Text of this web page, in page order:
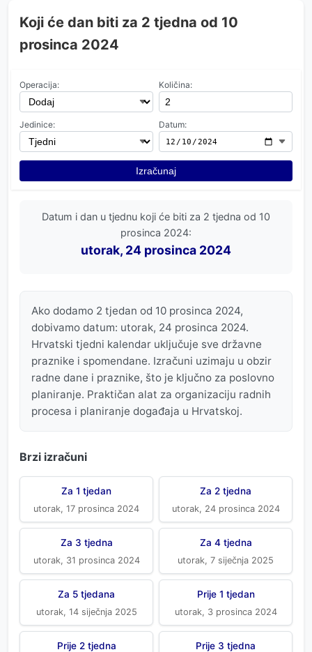
Koji će dan biti za 2 tjedna od 10
prosinca 2024
Operacija: Količina:
Jedinice: Datum:
Izračunaj
Datum i dan u tjednu koji će biti za 2 tjedna od 10
prosinca 2024:
utorak, 24 prosinca 2024
Ako dodamo 2 tjedan od 10 prosinca 2024,
dobivamo datum: utorak, 24 prosinca 2024.
Hrvatski tjedni kalendar uključuje sve državne
praznike i spomendane. Izračuni uzimaju u obzir
radne dane i praznike, što je ključno za poslovno
planiranje. Praktičan alat za organizaciju radnih
procesa i planiranje događaja u Hrvatskoj.
Brzi izračuni
Za 1 tjedan
utorak, 17 prosinca 2024
Za 2 tjedna
utorak, 24 prosinca 2024
Za 3 tjedna
utorak, 31 prosinca 2024
Za 4 tjedna
utorak, 7 siječnja 2025
Za 5 tjedana
utorak, 14 siječnja 2025
Prije 1 tjedan
utorak, 3 prosinca 2024
Prije 2 tjedna Prije 3 tjedna